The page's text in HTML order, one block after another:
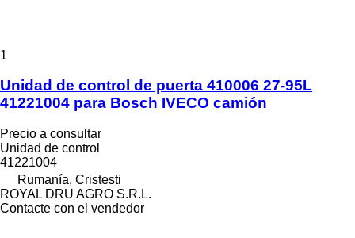
1
Unidad de control de puerta 410006 27-95L
41221004 para Bosch IVECO camión
Precio a consultar
Unidad de control
41221004
Rumanía, Cristesti
ROYAL DRU AGRO S.R.L.
Contacte con el vendedor